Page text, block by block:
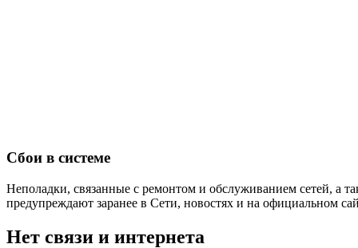
Сбои в системе
Неполадки, связанные с ремонтом и обслуживанием сетей, а
предупреждают заранее в Сети, новостях и на официальном
Нет связи и интернета